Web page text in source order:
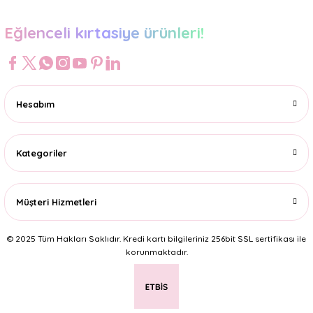
Eğlenceli kırtasiye ürünleri!
Hesabım
Kategoriler
Müşteri Hizmetleri
© 2025 Tüm Hakları Saklıdır. Kredi kartı bilgileriniz 256bit SSL sertifikası ile
korunmaktadır.